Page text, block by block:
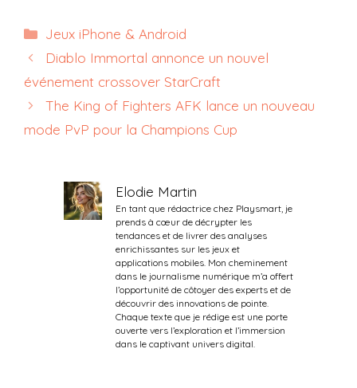
Catégories
Jeux iPhone & Android
Diablo Immortal annonce un nouvel
événement crossover StarCraft
The King of Fighters AFK lance un nouveau
mode PvP pour la Champions Cup
Elodie Martin
En tant que rédactrice chez Playsmart, je
prends à cœur de décrypter les
tendances et de livrer des analyses
enrichissantes sur les jeux et
applications mobiles. Mon cheminement
dans le journalisme numérique m’a offert
l’opportunité de côtoyer des experts et de
découvrir des innovations de pointe.
Chaque texte que je rédige est une porte
ouverte vers l’exploration et l’immersion
dans le captivant univers digital.